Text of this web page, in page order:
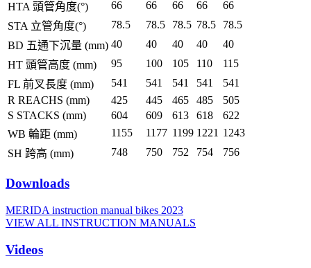
HTA 頭管角度(°)
66 66 66 66
66
STA 立管角度(°)
78.5 78.5 78.5 78.5
78.5
BD 五通下沉量 (mm) 40 40 40 40
40
HT 頭管高度 (mm)
95 100 105 110
115
FL 前叉長度 (mm)
541 541 541 541
541
R REACHS (mm)
425 445 465 485
505
S STACKS (mm)
604 609 613 618
622
WB 輪距 (mm)
1155 1177 1199 1221 1243
SH 跨高 (mm)
748 750 752 754 756
Downloads
MERIDA instruction manual bikes 2023
VIEW ALL INSTRUCTION MANUALS
Videos